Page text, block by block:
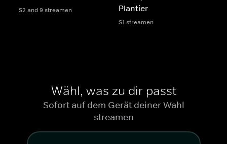
S2 and 9 streamen
Plantier
S1 streamen
Wähl, was zu dir passt
Sofort auf dem Gerät deiner Wahl
streamen